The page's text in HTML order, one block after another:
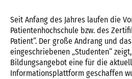
Seit Anfang des Jahres laufen die
Patientenhochschule bzw. des
Patient“. Der große Andrang und
eingeschriebenen „Studenten“
Bildungsangebot eine für die
Informationsplattform geschaffen